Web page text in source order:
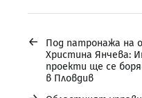
←
Под патронажа на
Христина Янчева:
проекти ще се
в Пловдив